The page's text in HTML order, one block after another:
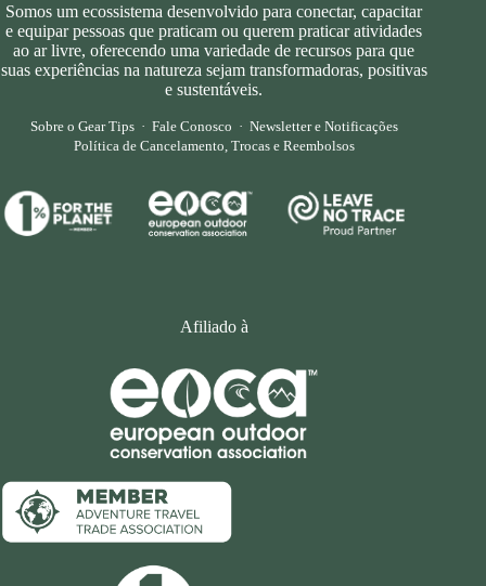
Somos um ecossistema desenvolvido para conectar, capacitar
e equipar pessoas que praticam ou querem praticar atividades
ao ar livre, oferecendo uma variedade de recursos para que
suas experiências na natureza sejam transformadoras, positivas
e sustentáveis.
Sobre o Gear Tips· Fale Conosco · Newsletter e Notificações
Política de Cancelamento, Trocas e Reembolsos
Afiliado à